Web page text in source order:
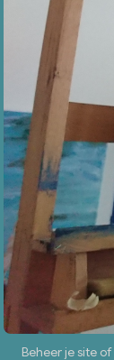
Beheer je site of